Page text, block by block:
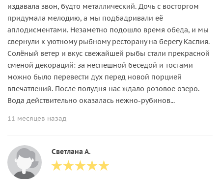
издавала звон, будто металлический. Дочь с восторгом
придумала мелодию, а мы подбадривали её
аплодисментами. Незаметно подошло время обеда, и мы
свернули к уютному рыбному ресторану на берегу Каспия.
Солёный ветер и вкус свежайшей рыбы стали прекрасной
сменой декораций: за неспешной беседой и тостами
можно было перевести дух перед новой порцией
впечатлений. После полудня нас ждало розовое озеро.
Вода действительно оказалась нежно-рубинов...
11 месяцев назад
Светлана А.